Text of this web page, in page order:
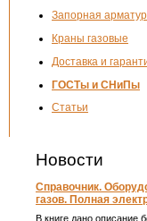
Запорная
Краны газовые
Доставка и
ГОСТы и СНиПы
Статьи
Новости
Справочник.
газов. Полная
В книге дано описание